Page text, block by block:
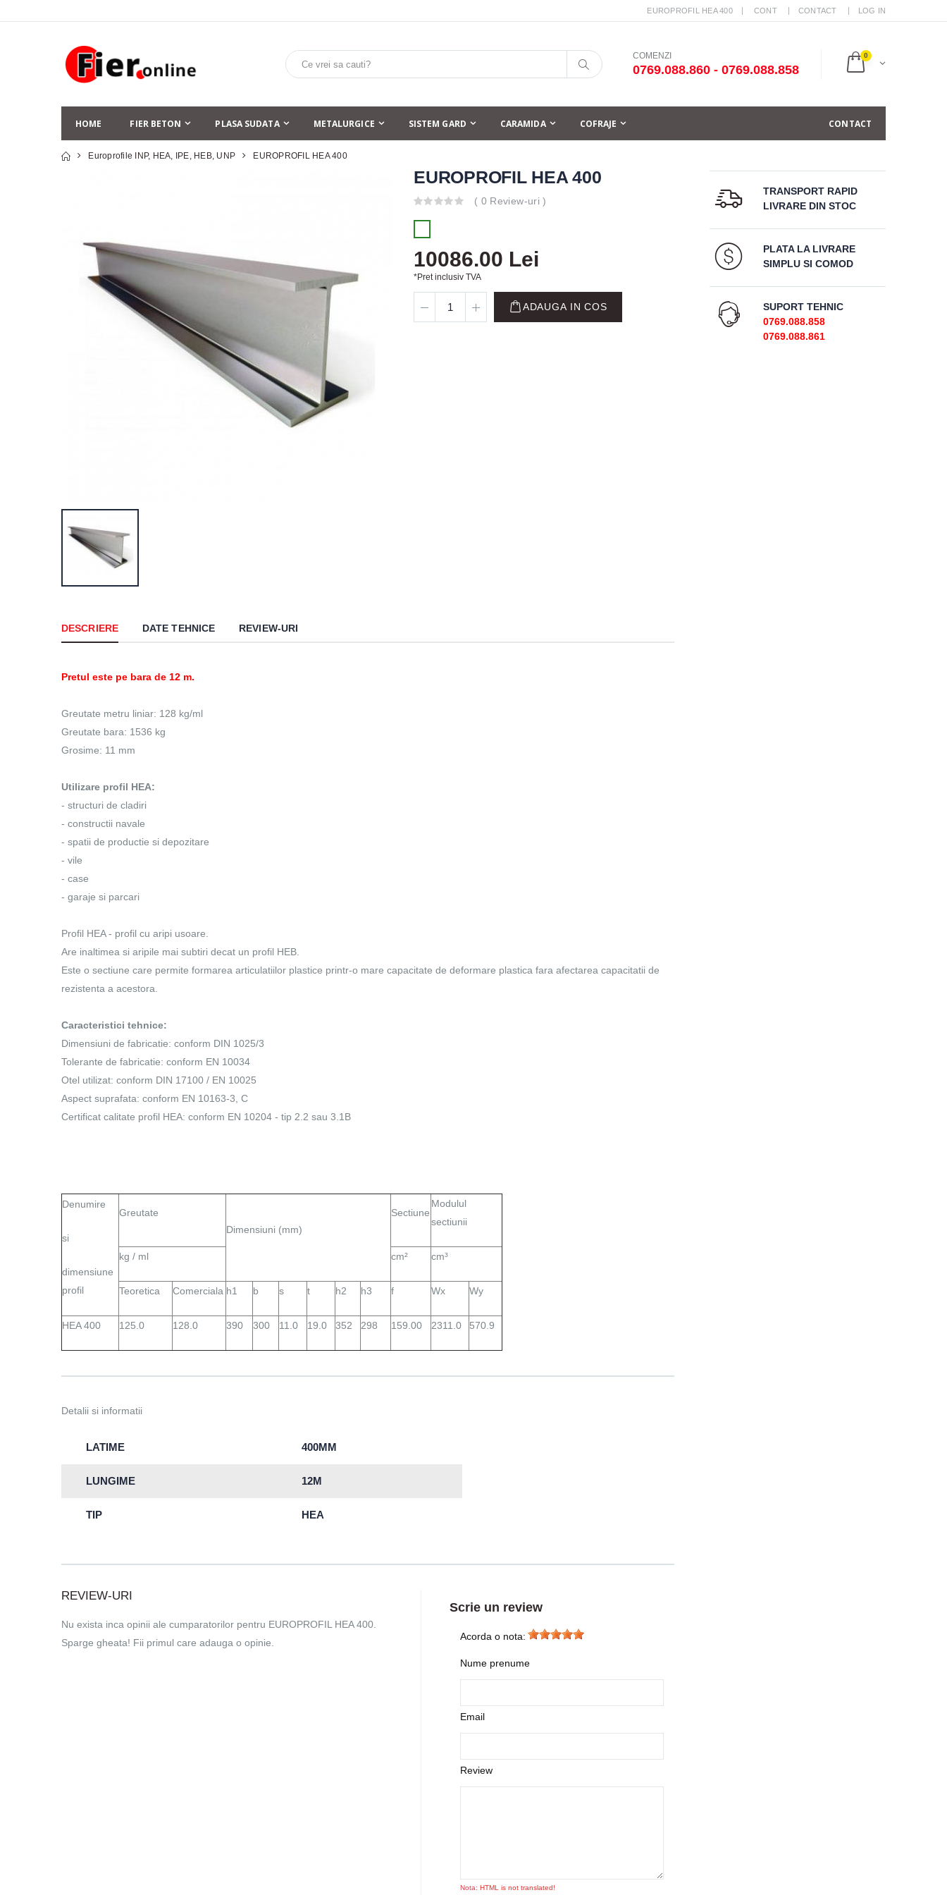
EUROPROFIL HEA 400 CONT CONTACT LOG IN
COMENZI
0769.088.860 - 0769.088.858
0
HOME FIER BETON PLASA SUDATA METALURGICE SISTEM GARD CARAMIDA COFRAJE CONTACT
Europrofile INP, HEA, IPE, HEB, UNP EUROPROFIL HEA 400
EUROPROFIL HEA 400
( 0 Review-uri )
10086.00 Lei
*Pret inclusiv TVA
ADAUGA IN COS
DESCRIERE DATE TEHNICE REVIEW-URI
Pretul este pe bara de 12 m.
Greutate metru liniar: 128 kg/ml
Greutate bara: 1536 kg
Grosime: 11 mm
Utilizare profil HEA:
- structuri de cladiri
- constructii navale
- spatii de productie si depozitare
- vile
- case
- garaje si parcari
Profil HEA - profil cu aripi usoare.
Are inaltimea si aripile mai subtiri decat un profil HEB.
Este o sectiune care permite formarea articulatiilor plastice printr-o mare capacitate de deformare plastica fara afectarea capacitatii de
rezistenta a acestora.
Caracteristici tehnice:
Dimensiuni de fabricatie: conform DIN 1025/3
Tolerante de fabricatie: conform EN 10034
Otel utilizat: conform DIN 17100 / EN 10025
Aspect suprafata: conform EN 10163-3, C
Certificat calitate profil HEA: conform EN 10204 - tip 2.2 sau 3.1B
Denumire
si
dimensiune
profil
Greutate
Dimensiuni (mm)
Sectiune
Modulul
sectiunii
kg / ml cm² cm³
Teoretica Comerciala h1 b s t h2 h3 f Wx Wy
HEA 400 125.0 128.0 390 300 11.0 19.0 352 298 159.00 2311.0 570.9
Detalii si informatii
LATIME 400MM
LUNGIME 12M
TIP HEA
REVIEW-URI
Nu exista inca opinii ale cumparatorilor pentru EUROPROFIL HEA 400.
Sparge gheata! Fii primul care adauga o opinie.
Scrie un review
Acorda o nota:
Nume prenume
Email
Review
Nota: HTML is not translated!
TRANSPORT RAPID
LIVRARE DIN STOC
PLATA LA LIVRARE
SIMPLU SI COMOD
SUPORT TEHNIC
0769.088.858
0769.088.861